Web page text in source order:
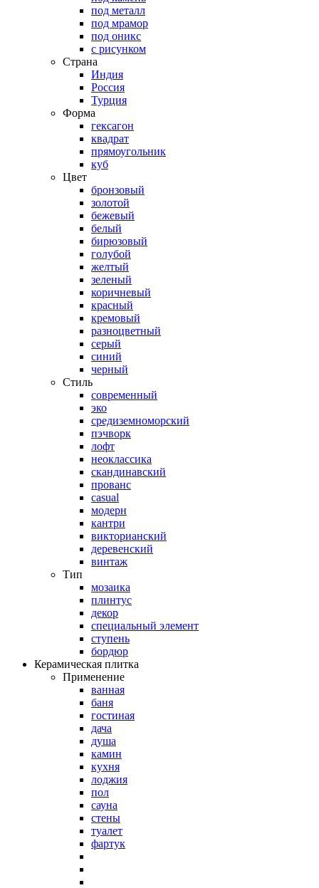
под металл
под мрамор
под оникс
с рисунком
Страна
Индия
Россия
Турция
Форма
гексагон
квадрат
прямоугольник
куб
Цвет
бронзовый
золотой
бежевый
белый
бирюзовый
голубой
желтый
зеленый
коричневый
красный
кремовый
разноцветный
серый
синий
черный
Стиль
современный
эко
средиземноморский
пэчворк
лофт
неоклассика
скандинавский
прованс
casual
модерн
кантри
викторианский
деревенский
винтаж
Тип
мозаика
плинтус
декор
специальный элемент
ступень
бордюр
Керамическая плитка
Применение
ванная
баня
гостиная
дача
душа
камин
кухня
лоджия
пол
сауна
стены
туалет
фартук